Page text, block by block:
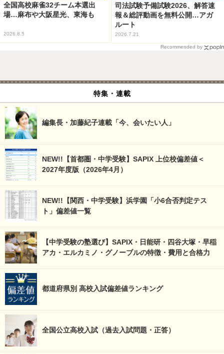
全国高校麻雀32チーム本選出
場…麻布や大阪星光、東海も
2026.8.5
司法試験予備試験2026、解答速
報＆総評動画を無料公開…アガ
ルート
2026.7.21
Recommended by
特集・連載
編集長・加藤紀子連載「今、会いたい人」
NEW!!【首都圏・中学受験】SAPIX 上位校偏差値＜
2027年度版（2026年4月）
NEW!!【関西・中学受験】浜学園「小6合否判定テス
ト」偏差値一覧
【中学受験の塾選び】SAPIX・日能研・四谷大塚・早稲
アカ・エルカミノ・グノーブルの特徴・費用と合格力
都道府県別 高校入試偏差値ランキング
全国公立高校入試（過去入試問題・正答）